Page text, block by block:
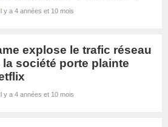
Il y a 4 années et 10 mois
explose le trafic réseau
la société porte plainte
Il y a 4 années et 10 mois